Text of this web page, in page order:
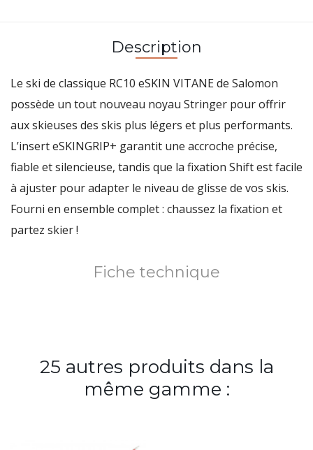
Description
Le ski de classique RC10 eSKIN VITANE de Salomon
possède un tout nouveau noyau Stringer pour offrir
aux skieuses des skis plus légers et plus performants.
L’insert eSKINGRIP+ garantit une accroche précise,
fiable et silencieuse, tandis que la fixation Shift est facile
à ajuster pour adapter le niveau de glisse de vos skis.
Fourni en ensemble complet : chaussez la fixation et
partez skier !
Fiche technique
25 autres produits dans la
même gamme :